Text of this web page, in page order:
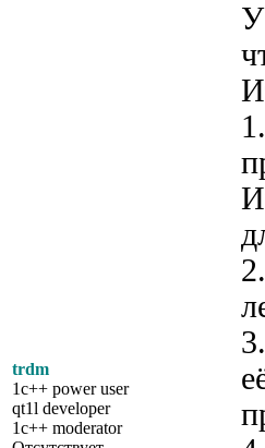
trdm
1c++ power user
qt1l developer
1c++ moderator
У